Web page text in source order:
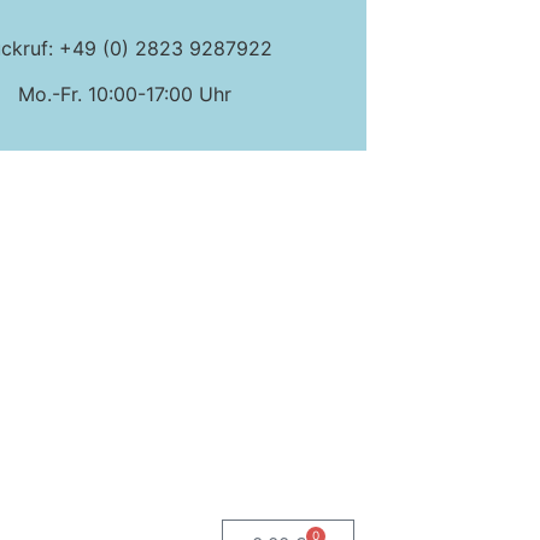
+49 (0) 2823 9287922
Mo.-Fr. 10:00-17:00 Uhr
0